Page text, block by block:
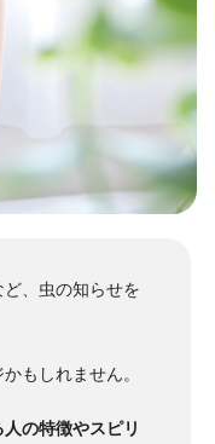
、虫の知らせを
もしれません。
の特徴やスピリ